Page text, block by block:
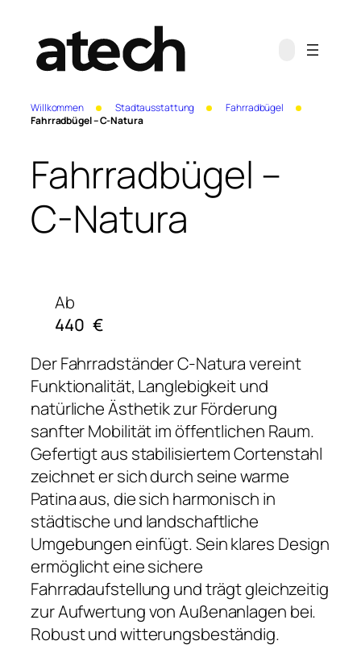
Willkommen Stadtausstattung
Fahrradbügel
Fahrradbügel – C-Natura
Fahrradbügel –
C-Natura
Ab
440 €
Der Fahrradständer C-Natura vereint
Funktionalität, Langlebigkeit und
natürliche Ästhetik zur Förderung
sanfter Mobilität im öffentlichen Raum.
Gefertigt aus stabilisiertem Cortenstahl
zeichnet er sich durch seine warme
Patina aus, die sich harmonisch in
städtische und landschaftliche
Umgebungen einfügt. Sein klares Design
ermöglicht eine sichere
Fahrradaufstellung und trägt gleichzeitig
zur Aufwertung von Außenanlagen bei.
Robust und witterungsbeständig.